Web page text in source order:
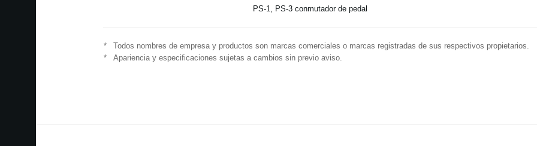
PS-1, PS-3 conmutador de pedal
*
Todos nombres de empresa y productos son marcas comerciales o marcas registradas de sus respectivos propietarios.
*
Apariencia y especificaciones sujetas a cambios sin previo aviso.